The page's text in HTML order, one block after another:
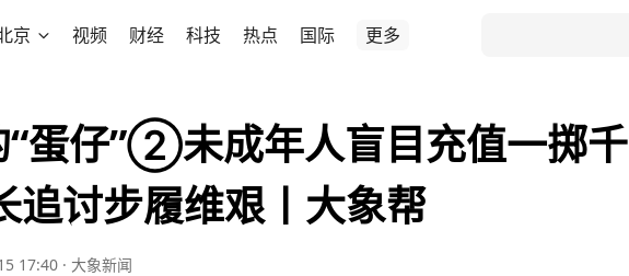
京 视频 财经 科技 热点 国际 更多
“蛋仔”②未成年人盲目充值一掷千
追讨步履维艰丨大象帮
17:40 · 大象新闻